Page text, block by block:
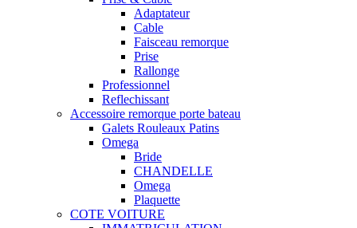
Adaptateur
Cable
Faisceau remorque
Prise
Rallonge
Professionnel
Reflechissant
Accessoire remorque porte bateau
Galets Rouleaux Patins
Omega
Bride
CHANDELLE
Omega
Plaquette
COTE VOITURE